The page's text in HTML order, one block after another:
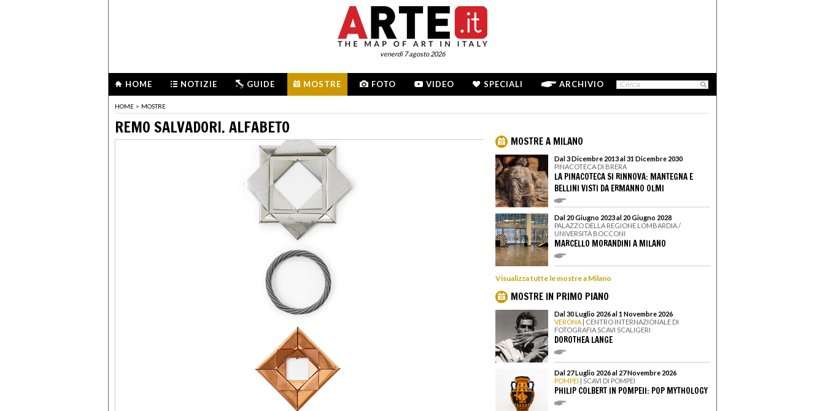
venerdì 7 agosto 2026
HOME NOTIZIE GUIDE MOSTRE FOTO VIDEO SPECIALI ARCHIVIO
HOME > MOSTRE
REMO SALVADORI. ALFABETO
MOSTRE A MILANO
Dal 3 Dicembre 2013 al 31 Dicembre 2030
PINACOTECA DI BRERA
LA PINACOTECA SI RINNOVA: MANTEGNA E
BELLINI VISTI DA ERMANNO OLMI
Dal 20 Giugno 2023 al 20 Giugno 2028
PALAZZO DELLA REGIONE LOMBARDIA /
UNIVERSITÀ BOCCONI
MARCELLO MORANDINI A MILANO
Visualizza tutte le mostre a Milano
MOSTRE IN PRIMO PIANO
Dal 30 Luglio 2026 al 1 Novembre 2026
VERONA | CENTRO INTERNAZIONALE DI
FOTOGRAFIA SCAVI SCALIGERI
DOROTHEA LANGE
Dal 27 Luglio 2026 al 27 Novembre 2026
POMPEI | SCAVI DI POMPEI
PHILIP COLBERT IN POMPEII: POP MYTHOLOGY